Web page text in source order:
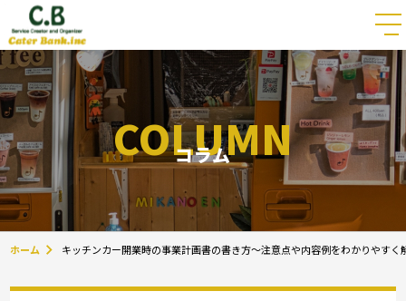
COLUMN
コラム
ホーム キッチンカー開業時の事業計画書の書き方～注意点や内容例をわかりやすく